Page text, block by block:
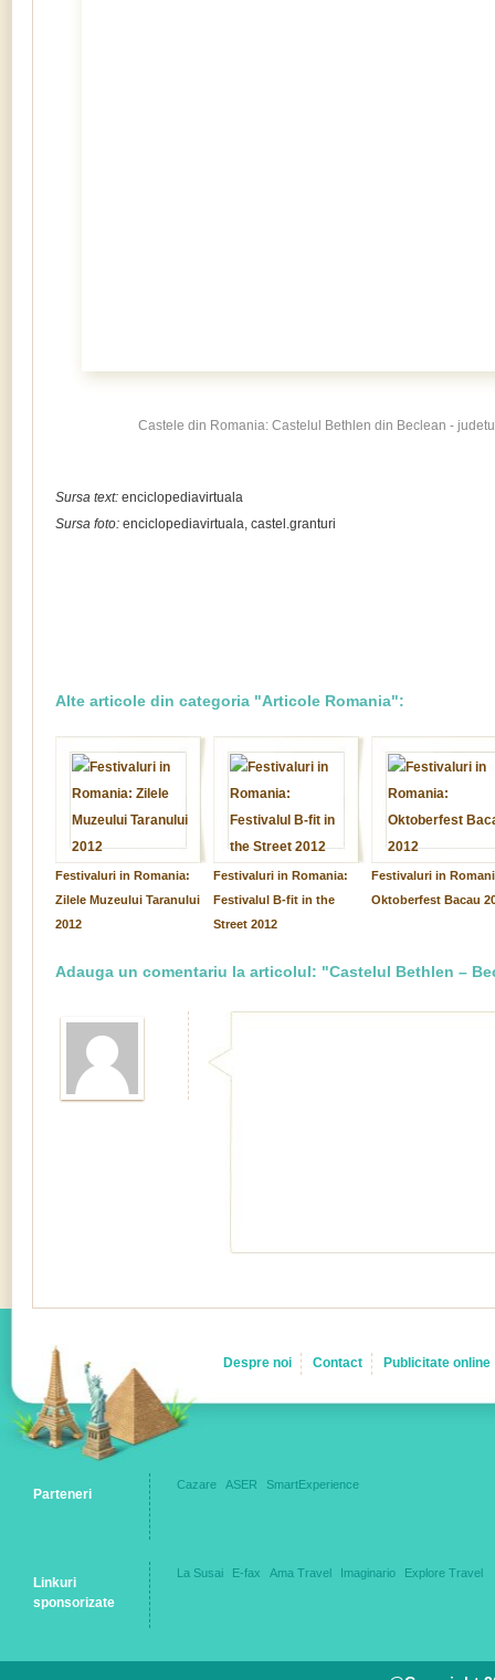
Castele din Romania: Castelul Bethlen din Beclean -
Sursa text:enciclopediavirtuala
Sursa foto:enciclopediavirtuala, castel.granturi
Alte articole din categoria "Articole Romania":
Festivaluri in Romania:
Zilele Muzeului Taranului
2012
Festivaluri in Romania:
Festivalul B-fit in the
Street 2012
Festivaluri in
Oktoberfest Bacau
Adauga un comentariu la articolul: "Castelul Bethlen –
Despre noi Contact Publicitate online
Parteneri
Cazare ASER SmartExperience
Linkuri
sponsorizate
La Susai E-fax Ama Travel Imaginario Explore Travel